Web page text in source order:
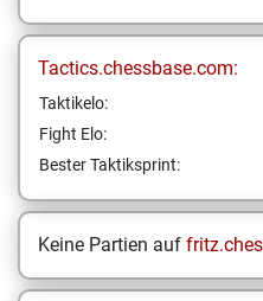
Tactics.chessbase.com:
Taktikelo:
Fight Elo:
Bester Taktiksprint:
Keine Partien auf